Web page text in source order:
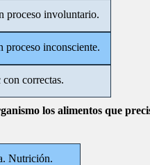
proceso involuntario.
proceso inconsciente.
correctas.
los alimentos que
Nutrición.